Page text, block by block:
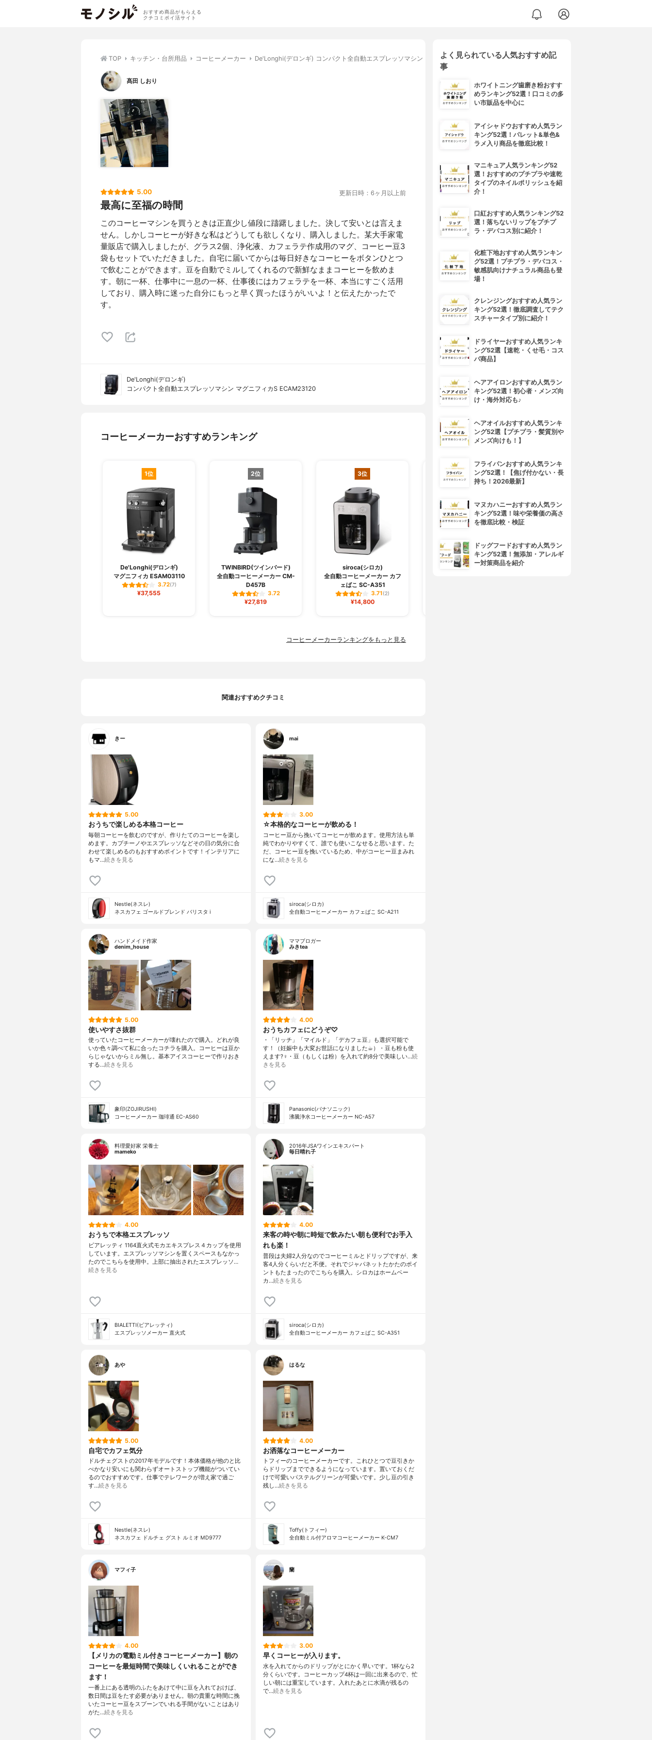
おすすめ商品がもらえる
クチコミポイ活サイト
TOP キッチン・台所用品 コーヒーメーカー De'Longhi(デロンギ) コンパクト全自動エスプレッソマシン マグニフィカS ECAM23120
髙田 しおり
5.00 更新日時：6ヶ月以上前
最高に至福の時間
このコーヒーマシンを買うときは正直少し値段に躊躇しました。決して安いとは言えま
せん。しかしコーヒーが好きな私はどうしても欲しくなり、購入しました。某大手家電
量販店で購入しましたが、グラス2個、浄化液、カフェラテ作成用のマグ、コーヒー豆3
袋もセットでいただきました。自宅に届いてからは毎日好きなコーヒーをボタンひとつ
で飲むことができます。豆を自動でミルしてくれるので新鮮なままコーヒーを飲めま
す。朝に一杯、仕事中に一息の一杯、仕事後にはカフェラテを一杯、本当にすごく活用
しており、購入時に迷った自分にもっと早く買ったほうがいいよ！と伝えたかったで
す。
De'Longhi(デロンギ)
コンパクト全自動エスプレッソマシン マグニフィカS ECAM23120
コーヒーメーカーおすすめランキング
1位
De'Longhi(デロンギ)
マグニフィカ ESAM03110
3.72(7)
¥37,555
2位
TWINBIRD(ツインバード)
全自動コーヒーメーカー CM-
D457B
3.72
¥27,819
3位
siroca(シロカ)
全自動コーヒーメーカー カフ
ェばこ SC-A351
3.71(2)
¥14,800
Nespresso(ネスプレッソ)
コーヒーメーカーランキングをもっと見る
関連おすすめクチコミ
きー
5.00
おうちで楽しめる本格コーヒー
毎朝コーヒーを飲むのですが、作りたてのコーヒーを楽し
めます。カプチーノやエスプレッソなどその日の気分に合
わせて楽しめるのもおすすめポイントです！インテリアに
もマ…続きを見る
Nestle(ネスレ)
ネスカフェ ゴールドブレンド バリスタ i
mai
3.00
☆本格的なコーヒーが飲める！
コーヒー豆から挽いてコーヒーが飲めます。使用方法も単
純でわかりやすくて、誰でも使いこなせると思います。た
だ、コーヒー豆を挽いているため、中がコーヒー豆まみれ
にな…続きを見る
siroca(シロカ)
全自動コーヒーメーカー カフェばこ SC-A211
ハンドメイド作家
denim_house
5.00
使いやすさ抜群
使っていたコーヒーメーカーが壊れたので購入。どれが良
いか色々調べて私に合ったコチラを購入。コーヒーは豆か
らじゃないからミル無し。基本アイスコーヒーで作りおき
する…続きを見る
象印(ZOJIRUSHI)
コーヒーメーカー 珈琲通 EC-AS60
ママブロガー
みきtea
4.00
おうちカフェにどうぞ♡
・「リッチ」「マイルド」「デカフェ豆」も選択可能で
す！（妊娠中も大変お世話になりました☕︎）・豆も粉も使
えます?‍♀️・豆（もしくは粉）を入れて約8分で美味しい…続
きを見る
Panasonic(パナソニック)
沸騰浄水コーヒーメーカー NC-A57
料理愛好家 栄養士
mameko
4.00
おうちで本格エスプレッソ
ビアレッティ 1164直火式モカエキスプレス４カップを使用
しています。エスプレッソマシンを置くスペースもなかっ
たのでこちらを使用中。上部に抽出されたエスプレッソ…
続きを見る
BIALETTI(ビアレッティ)
エスプレッソメーカー 直火式
2016年JSAワインエキスパート
毎日晴れ子
4.00
来客の時や朝に時短で飲みたい朝も便利でお手入
れも楽！
普段は夫婦2人分なのでコーヒーミルとドリップですが、来
客4人分くらいだと不便。それでジャパネットたかたのポイ
ントもたまったのでこちらを購入。シロカはホームベー
カ…続きを見る
siroca(シロカ)
全自動コーヒーメーカー カフェばこ SC-A351
あや
5.00
自宅でカフェ気分
ドルチェグストの2017年モデルです！本体価格が他のと比
べかなり安いにも関わらずオートストップ機能がついてい
るのでおすすめです。仕事でテレワークが増え家で過ご
す…続きを見る
Nestle(ネスレ)
ネスカフェ ドルチェ グスト ルミオ MD9777
はるな
4.00
お洒落なコーヒーメーカー
トフィーのコーヒーメーカーです。これひとつで豆引きか
らドリップまでできるようになっています。置いておくだ
けで可愛いパステルグリーンが可愛いです。少し豆の引き
残し…続きを見る
Toffy(トフィー)
全自動ミル付アロマコーヒーメーカー K-CM7
マフィ子
4.00
【メリカの電動ミル付きコーヒーメーカー】朝の
コーヒーを最短時間で美味しくいれることができ
ます！
一番上にある透明のふたをあけて中に豆を入れておけば、
数日間は豆をたす必要がありません。朝の貴重な時間に挽
いたコーヒー豆をスプーンでいれる手間がないことはあり
がた…続きを見る
蘭
3.00
早くコーヒーが入ります。
水を入れてからのドリップがとにかく早いです。1杯なら2
分くらいです。コーヒーカップ4杯は一回に出来るので、忙
しい朝には重宝しています。入れたあとに水滴が残るの
で…続きを見る
よく見られている人気おすすめ記
事
ホワイトニング歯磨き粉おすす
めランキング52選！口コミの多
い市販品を中心に
アイシャドウおすすめ人気ラン
キング52選！パレット&単色&
ラメ入り商品を徹底比較！
マニキュア人気ランキング52
選！おすすめのプチプラや速乾
タイプのネイルポリッシュを紹
介！
口紅おすすめ人気ランキング52
選！落ちないリップをプチプ
ラ・デパコス別に紹介！
化粧下地おすすめ人気ランキン
グ52選！プチプラ・デパコス・
敏感肌向けナチュラル商品も登
場！
クレンジングおすすめ人気ラン
キング52選！徹底調査してテク
スチャータイプ別に紹介！
ドライヤーおすすめ人気ランキ
ング52選【速乾・くせ毛・コス
パ商品】
ヘアアイロンおすすめ人気ラン
キング52選！初心者・メンズ向
け・海外対応も♪
ヘアオイルおすすめ人気ランキ
ング52選【プチプラ・髪質別や
メンズ向けも！】
フライパンおすすめ人気ランキ
ング52選！【焦げ付かない・長
持ち！2026最新】
マヌカハニーおすすめ人気ラン
キング52選！味や栄養価の高さ
を徹底比較・検証
ドッグフードおすすめ人気ラン
キング52選！無添加・アレルギ
ー対策商品を紹介